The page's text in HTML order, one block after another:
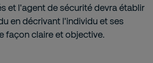
et l'agent de sécurité devra établir
en décrivant l'individu et ses
façon claire et objective.